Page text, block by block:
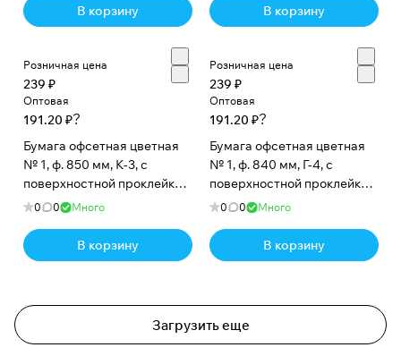
В корзину В корзину
Розничная цена
239 ₽
Оптовая
191.20 ₽?
Бумага офсетная цветная
№ 1, ф. 850 мм, К-3, с
поверхностной проклейкой,
80 г/м2. Красный интенсив,
0 0 Много
В корзину
Розничная цена
239 ₽
Оптовая
191.20 ₽?
Бумага офсетная цветная
№ 1, ф. 840 мм, Г-4, с
поверхностной проклейкой,
80 г/м2. Синий интенсив, кг
0 0 Много
В корзину
Загрузить еще